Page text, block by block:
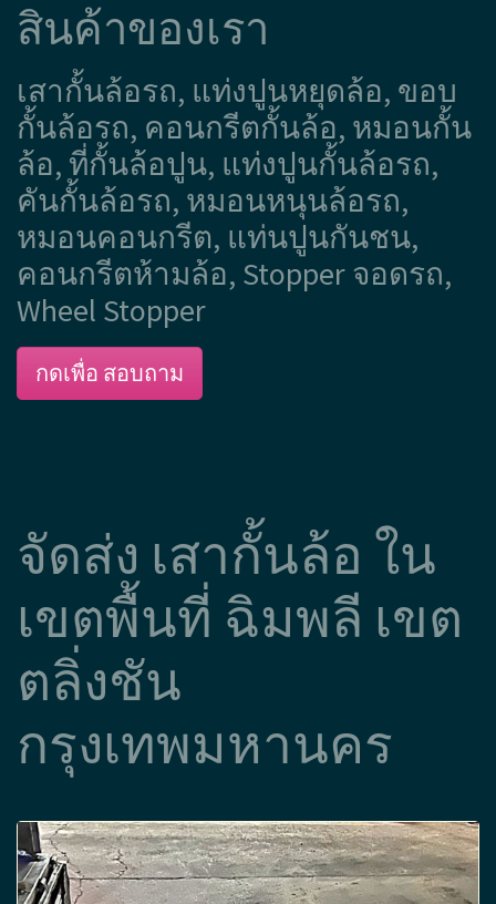
สินค้าของเรา
เสากั้นล้อรถ, แท่งปูนหยุดล้อ, ขอบ
กั้นล้อรถ, คอนกรีตกั้นล้อ, หมอนกั้น
ล้อ, ที่กั้นล้อปูน, แท่งปูนกั้นล้อรถ,
คันกั้นล้อรถ, หมอนหนุนล้อรถ,
หมอนคอนกรีต, แท่นปูนกันชน,
คอนกรีตห้ามล้อ, Stopper จอดรถ,
Wheel Stopper
กดเพื่อ สอบถาม
จัดส่ง เสากั้นล้อ ใน
เขตพื้นที่ ฉิมพลี เขต
ตลิ่งชัน
กรุงเทพมหานคร